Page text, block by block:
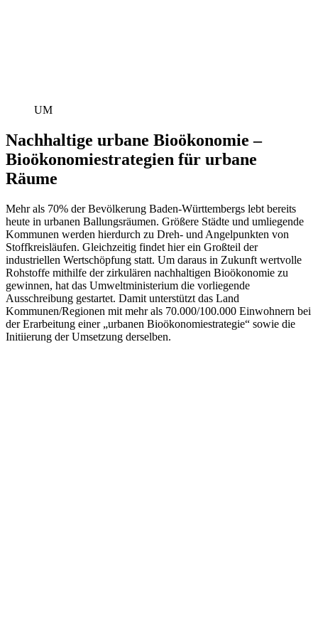
UM
Nachhaltige urbane Bioökonomie –
Bioökonomiestrategien für urbane
Räume
Mehr als 70% der Bevölkerung Baden-Württembergs lebt bereits
heute in urbanen Ballungsräumen. Größere Städte und umliegende
Kommunen werden hierdurch zu Dreh- und Angelpunkten von
Stoffkreisläufen. Gleichzeitig findet hier ein Großteil der
industriellen Wertschöpfung statt. Um daraus in Zukunft wertvolle
Rohstoffe mithilfe der zirkulären nachhaltigen Bioökonomie zu
gewinnen, hat das Umweltministerium die vorliegende
Ausschreibung gestartet. Damit unterstützt das Land
Kommunen/Regionen mit mehr als 70.000/100.000 Einwohnern bei
der Erarbeitung einer „urbanen Bioökonomiestrategie“ sowie die
Initiierung der Umsetzung derselben.